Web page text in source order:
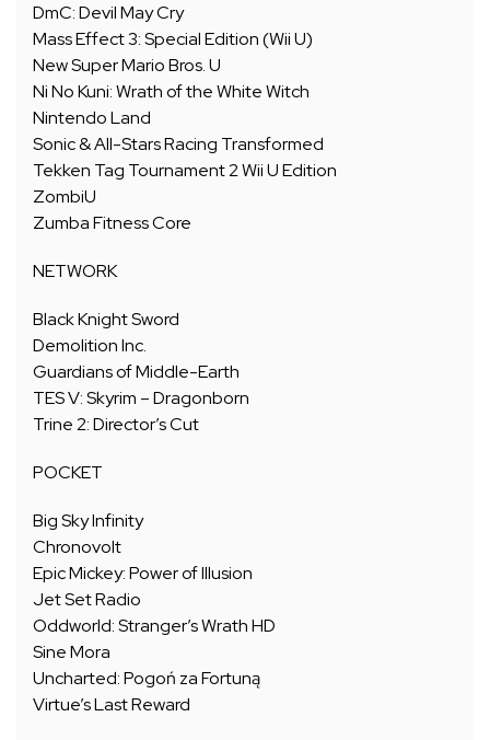
DmC: Devil May Cry
Mass Effect 3: Special Edition (Wii U)
New Super Mario Bros. U
Ni No Kuni: Wrath of the White Witch
Nintendo Land
Sonic & All-Stars Racing Transformed
Tekken Tag Tournament 2 Wii U Edition
ZombiU
Zumba Fitness Core
NETWORK
Black Knight Sword
Demolition Inc.
Guardians of Middle-Earth
TES V: Skyrim – Dragonborn
Trine 2: Director’s Cut
POCKET
Big Sky Infinity
Chronovolt
Epic Mickey: Power of Illusion
Jet Set Radio
Oddworld: Stranger’s Wrath HD
Sine Mora
Uncharted: Pogoń za Fortuną
Virtue’s Last Reward